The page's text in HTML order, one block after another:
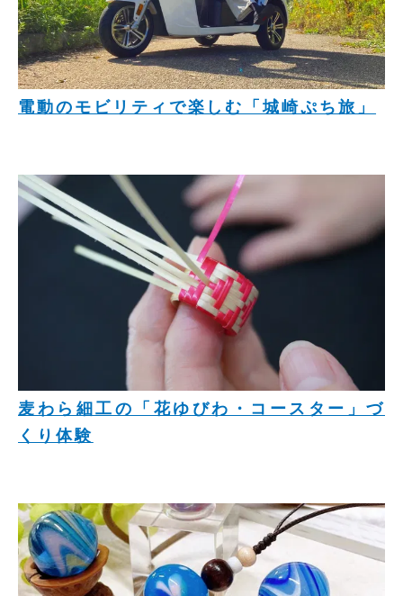
電動のモビリティで楽しむ「城崎ぷち旅」
麦わら細工の「花ゆびわ・コースター」づ
くり体験